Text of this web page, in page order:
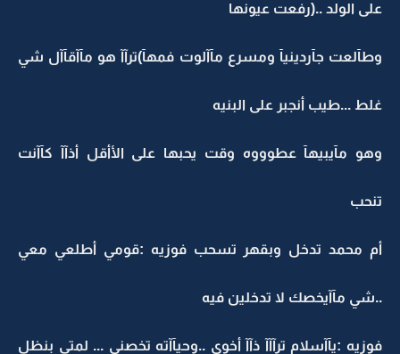
على الولد ..(رفعت عيونها
وطآلعت جآردينيآ ومسرع مآآلوت فمهآ)ترآآ هو مآآقآآل شي
غلط ...طيب أنجبر على البنيه
وهو مآيبيهآ عطوووه وقت يحبها على الأأقل أذآآ كآآنت
تنحب
أم محمد تدخل وبقهر تسحب فوزيه :قومي أطلعي معي
..شي مآآيخصك لا تدخلين فيه
فوزيه :يآآسلام ترآآآ ذآآ أخوي ..وحيآآته تخصني ... لمتى بنظل